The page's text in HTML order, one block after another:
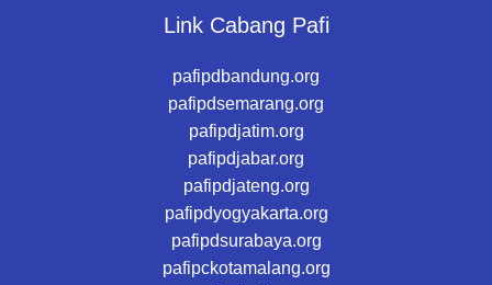
Link Cabang Pafi
pafipdbandung.org
pafipdsemarang.org
pafipdjatim.org
pafipdjabar.org
pafipdjateng.org
pafipdyogyakarta.org
pafipdsurabaya.org
pafipckotamalang.org